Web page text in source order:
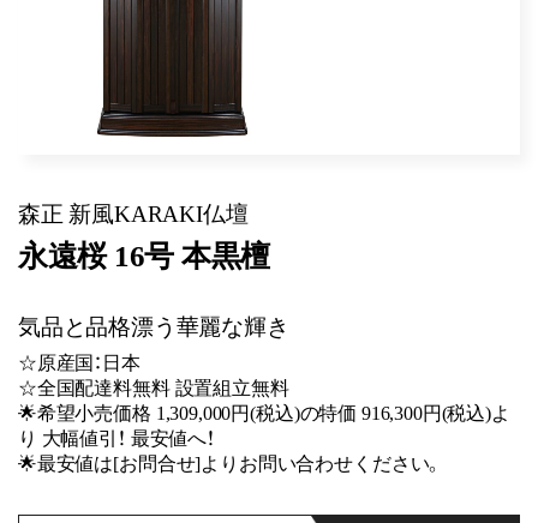
森正 新風KARAKI仏壇
永遠桜 16号 本黒檀
気品と品格漂う華麗な輝き
☆原産国：日本
☆全国配達料無料 設置組立無料
🌟希望小売価格 1,309,000円(税込)の特価 916,300円(税込)よ
り 大幅値引！ 最安値へ！
🌟最安値は[お問合せ]よりお問い合わせください。